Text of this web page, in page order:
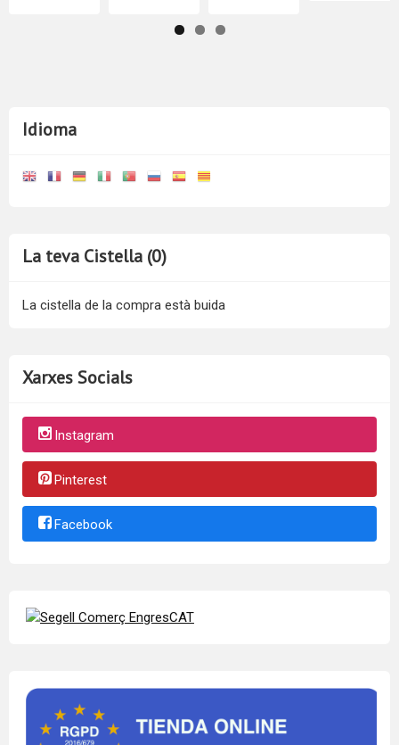
Idioma
La teva Cistella (0)
La cistella de la compra està buida
Xarxes Socials
Instagram
Pinterest
Facebook